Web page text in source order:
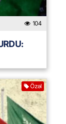
104
Özəl